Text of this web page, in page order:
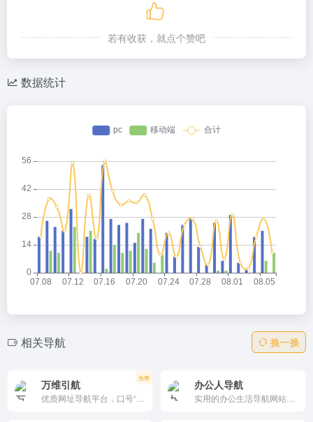
若有收获，就点个赞吧
数据统计
相关导航 换一换
免费
万维引航 办公人导航